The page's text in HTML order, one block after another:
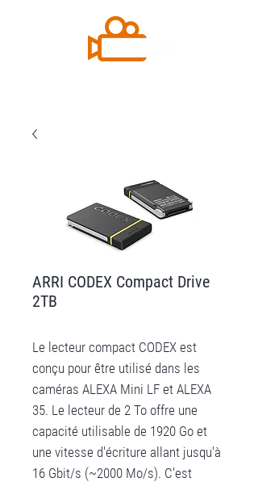
ARRI CODEX Compact Drive
2TB
Le lecteur compact CODEX est
conçu pour être utilisé dans les
caméras ALEXA Mini LF et ALEXA
35. Le lecteur de 2 To offre une
capacité utilisable de 1920 Go et
une vitesse d'écriture allant jusqu'à
16 Gbit/s (~2000 Mo/s). C'est